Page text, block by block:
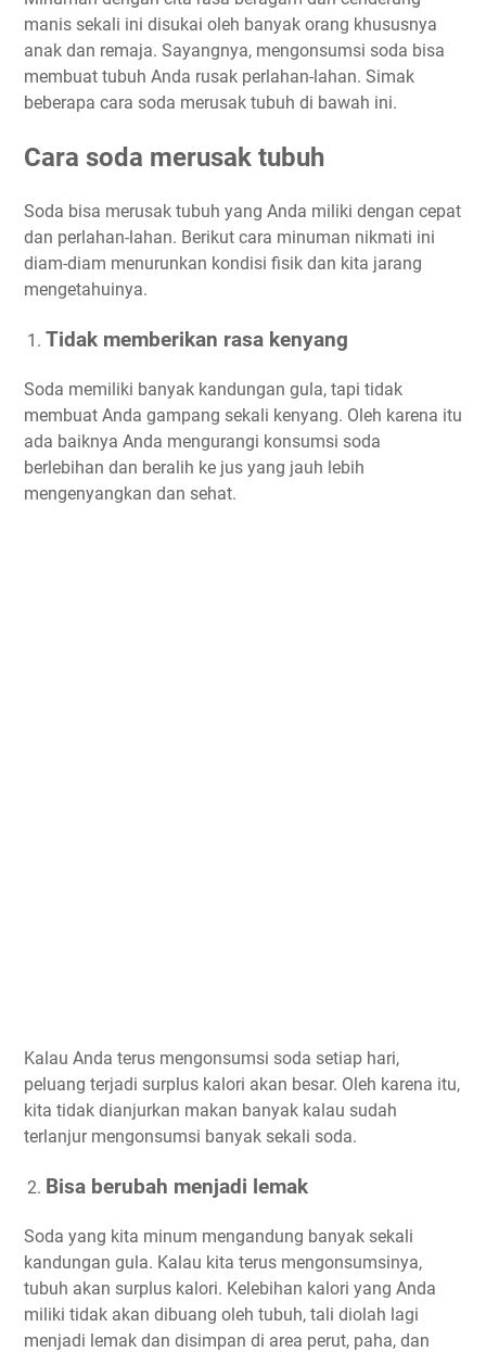
manis sekali ini disukai oleh banyak orang khususnya
anak dan remaja. Sayangnya, mengonsumsi soda bisa
membuat tubuh Anda rusak perlahan-lahan. Simak
beberapa cara soda merusak tubuh di bawah ini.
Cara soda merusak tubuh
Soda bisa merusak tubuh yang Anda miliki dengan cepat
dan perlahan-lahan. Berikut cara minuman nikmati ini
diam-diam menurunkan kondisi fisik dan kita jarang
mengetahuinya.
Tidak memberikan rasa kenyang
Soda memiliki banyak kandungan gula, tapi tidak
membuat Anda gampang sekali kenyang. Oleh karena itu
ada baiknya Anda mengurangi konsumsi soda
berlebihan dan beralih ke jus yang jauh lebih
mengenyangkan dan sehat.
Kalau Anda terus mengonsumsi soda setiap hari,
peluang terjadi surplus kalori akan besar. Oleh karena itu,
kita tidak dianjurkan makan banyak kalau sudah
terlanjur mengonsumsi banyak sekali soda.
Bisa berubah menjadi lemak
Soda yang kita minum mengandung banyak sekali
kandungan gula. Kalau kita terus mengonsumsinya,
tubuh akan surplus kalori. Kelebihan kalori yang Anda
miliki tidak akan dibuang oleh tubuh, tali diolah lagi
menjadi lemak dan disimpan di area perut, paha, dan